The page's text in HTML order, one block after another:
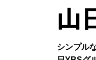
山
シンプル